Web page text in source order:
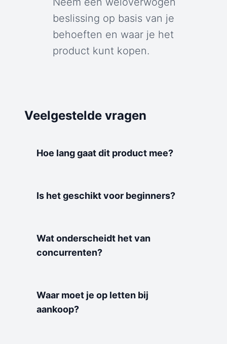
beslissing op basis van je
behoeften en waar je het
product kunt kopen.
Veelgestelde vragen
Hoe lang gaat dit product mee?
Is het geschikt voor beginners?
Wat onderscheidt het van
concurrenten?
Waar moet je op letten bij
aankoop?